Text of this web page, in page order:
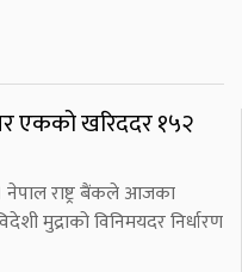
एकको खरिददर १५२
नेपाल राष्ट्र बैंकले आजका
मुद्राको विनिमयदर निर्धारण